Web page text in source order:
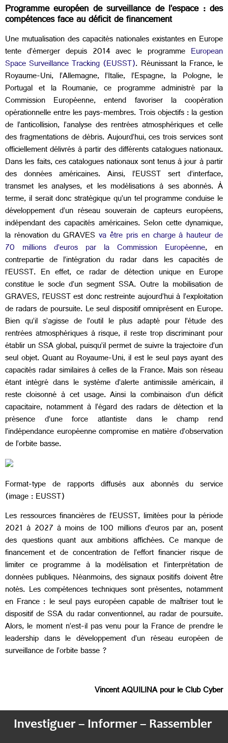
Programme européen de surveillance de l’espace : des
compétences face au déficit de financement
Une mutualisation des capacités nationales existantes en Europe
tente d’émerger depuis 2014 avec le programme European
Space Surveillance Tracking (EUSST). Réunissant la France, le
Royaume-Uni, l’Allemagne, l’Italie, l’Espagne, la Pologne, le
Portugal et la Roumanie, ce programme administré par la
Commission Européenne, entend favoriser la coopération
opérationnelle entre les pays-membres. Trois objectifs : la gestion
de l’anticollision, l’analyse des rentrées atmosphériques et celle
des fragmentations de débris. Aujourd’hui, ces trois services sont
officiellement délivrés à partir des différents catalogues nationaux.
Dans les faits, ces catalogues nationaux sont tenus à jour à partir
des données américaines. Ainsi, l’EUSST sert d’interface,
transmet les analyses, et les modélisations à ses abonnés. À
terme, il serait donc stratégique qu’un tel programme conduise le
développement d’un réseau souverain de capteurs européens,
indépendant des capacités américaines. Selon cette dynamique,
la rénovation du GRAVES va être pris en charge à hauteur de
70 millions d’euros par la Commission Européenne, en
contrepartie de l’intégration du radar dans les capacités de
l’EUSST. En effet, ce radar de détection unique en Europe
constitue le socle d’un segment SSA. Outre la mobilisation de
GRAVES, l’EUSST est donc restreinte aujourd’hui à l’exploitation
de radars de poursuite. Le seul dispositif omniprésent en Europe.
Bien qu’il s’agisse de l’outil le plus adapté pour l’étude des
rentrées atmosphériques à risque, il reste trop discriminant pour
établir un SSA global, puisqu’il permet de suivre la trajectoire d’un
seul objet. Quant au Royaume-Uni, il est le seul pays ayant des
capacités radar similaires à celles de la France. Mais son réseau
étant intégré dans le système d’alerte antimissile américain, il
reste cloisonné à cet usage. Ainsi la combinaison d’un déficit
capacitaire, notamment à l’égard des radars de détection et la
présence d’une force atlantiste dans le champ rend
l’indépendance européenne compromise en matière d’observation
de l’orbite basse.
Format-type de rapports diffusés aux abonnés du service
(image : EUSST)
Les ressources financières de l’EUSST, limitées pour la période
2021 à 2027 à moins de 100 millions d’euros par an, posent
des questions quant aux ambitions affichées. Ce manque de
financement et de concentration de l’effort financier risque de
limiter ce programme à la modélisation et l’interprétation de
données publiques. Néanmoins, des signaux positifs doivent être
notés. Les compétences techniques sont présentes, notamment
en France : le seul pays européen capable de maîtriser tout le
dispositif de SSA du radar conventionnel, au radar de poursuite.
Alors, le moment n’est-il pas venu pour la France de prendre le
leadership dans le développement d’un réseau européen de
surveillance de l’orbite basse ?
Vincent AQUILINA pour le Club Cyber
Investiguer – Informer – Rassembler